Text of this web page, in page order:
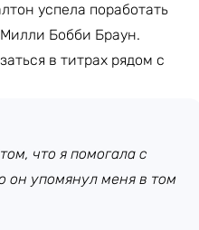
успела поработать
Бобби Браун.
в титрах рядом с
что я помогала с
он упомянул меня в том